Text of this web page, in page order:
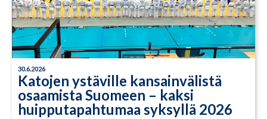
30.6.2026
Katojen ystäville kansainvälistä
osaamista Suomeen – kaksi
huipputapahtumaa syksyllä 2026